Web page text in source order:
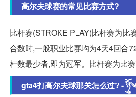
高尔夫球赛的常见比赛方式?
比杆赛(STROKE PLAY)比杆赛为比
合数时,一般职业比赛均为4天4回合
杆数最少者,即为冠军。比杆赛为比
gta4打高尔夫球那关怎么过? -